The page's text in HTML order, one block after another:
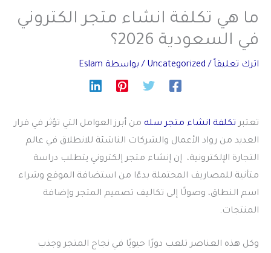
ما هي تكلفة انشاء متجر الكتروني
في السعودية 2026؟
اترك تعليقاً /
Uncategorized / بواسطة Eslam
تعتبر تكلفة انشاء متجر سله من أبرز العوامل التي تؤثر في قرار
العديد من رواد الأعمال والشركات الناشئة للانطلاق في عالم
التجارة الإلكترونية، إن إنشاء متجر إلكتروني يتطلب دراسة
متأنية للمصاريف المحتملة بدءًا من استضافة الموقع وشراء
اسم النطاق، وصولًا إلى تكاليف تصميم المتجر وإضافة
المنتجات.
وكل هذه العناصر تلعب دورًا حيويًا في نجاح المتجر وجذب